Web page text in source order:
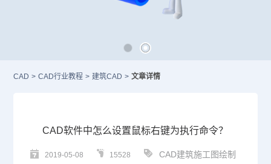
CAD > CAD行业教程 > 建筑CAD > 文章详情
CAD软件中怎么设置鼠标右键为执行命令？
2019-05-08 15528 CAD建筑施工图绘制